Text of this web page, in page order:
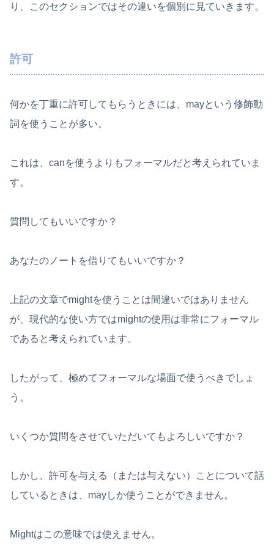
り、このセクションではその違いを個別に見ていきます。
許可
何かを丁重に許可してもらうときには、mayという修飾動
詞を使うことが多い。
これは、canを使うよりもフォーマルだと考えられていま
す。
質問してもいいですか？
あなたのノートを借りてもいいですか？
上記の文章でmightを使うことは間違いではありません
が、現代的な使い方ではmightの使用は非常にフォーマル
であると考えられています。
したがって、極めてフォーマルな場面で使うべきでしょ
う。
いくつか質問をさせていただいてもよろしいですか？
しかし、許可を与える（または与えない）ことについて話
しているときは、mayしか使うことができません。
Mightはこの意味では使えません。